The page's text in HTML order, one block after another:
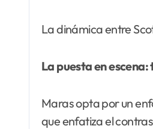
La dinámica entre
La puesta en
Maras opta por un
que enfatiza el